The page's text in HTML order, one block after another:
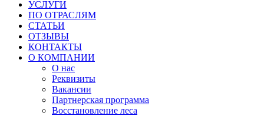
УСЛУГИ
ПО ОТРАСЛЯМ
СТАТЬИ
ОТЗЫВЫ
КОНТАКТЫ
О КОМПАНИИ
О нас
Реквизиты
Вакансии
Партнерская программа
Восстановление леса